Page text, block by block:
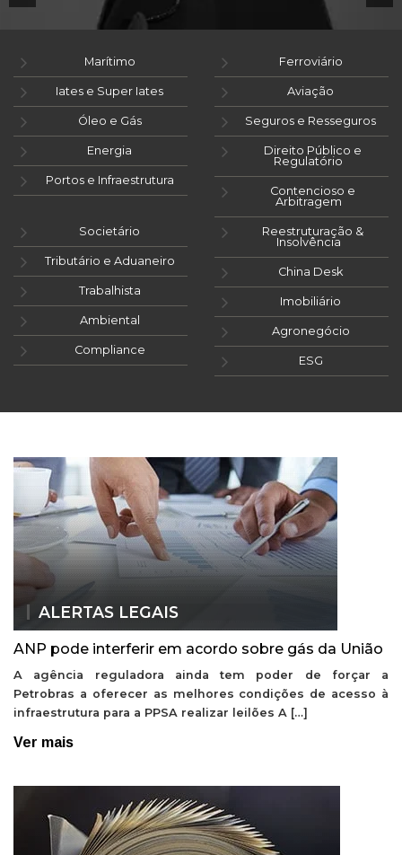
Marítimo
Iates e Super Iates
Óleo e Gás
Energia
Portos e Infraestrutura
Ferroviário
Aviação
Seguros e Resseguros
Direito Público e
Regulatório
Contencioso e
Arbitragem
Societário
Tributário e Aduaneiro
Trabalhista
Ambiental
Compliance
Reestruturação &
Insolvência
China Desk
Imobiliário
Agronegócio
ESG
ALERTAS LEGAIS
ANP pode interferir em acordo sobre gás da União
A agência reguladora ainda tem poder de forçar a
Petrobras a oferecer as melhores condições de acesso à
infraestrutura para a PPSA realizar leilões A […]
Ver mais